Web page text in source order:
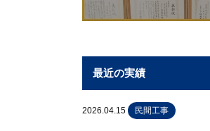
最近の実績
2026.04.15 民間工事